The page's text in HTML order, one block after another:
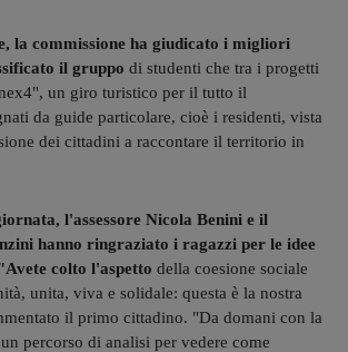
la commissione ha giudicato i migliori
il gruppo di studenti che tra i progetti
un giro turistico per il tutto il
da guide particolare, cioè i residenti, vista
dei cittadini a raccontare il territorio in
l'assessore Nicola Benini e il
hanno ringraziato i ragazzi per le idee
colto l'aspetto della coesione sociale
unita, viva e solidale: questa è la nostra
il primo cittadino. "Da domani con la
percorso di analisi per vedere come